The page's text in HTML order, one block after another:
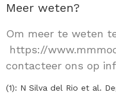
Meer weten?
Om meer te weten
https://
contacteer ons op
(1): N Silva del Rio et al.